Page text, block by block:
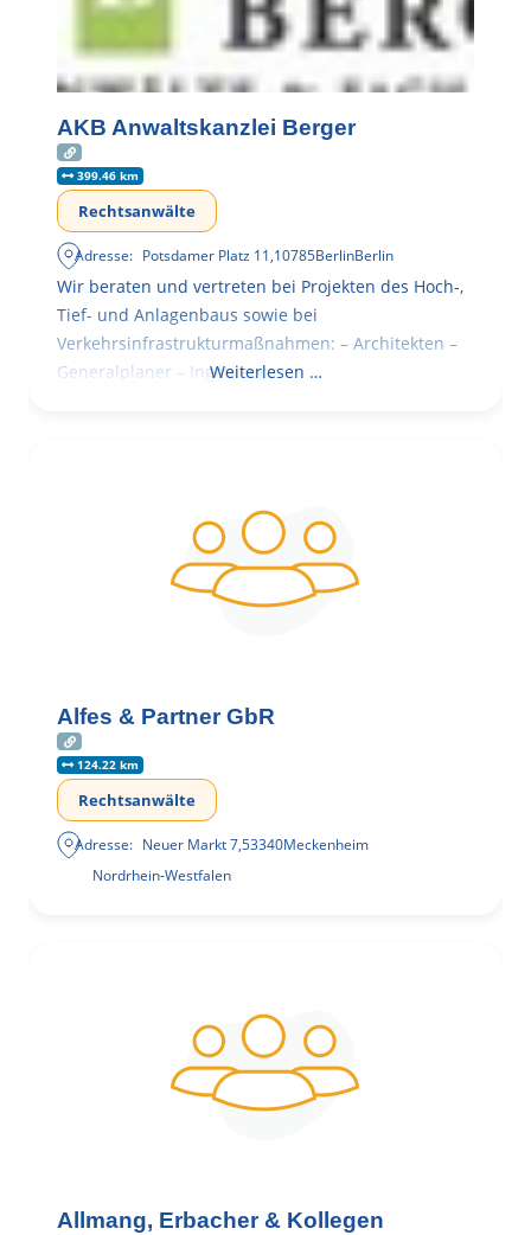
AKB Anwaltskanzlei Berger
399.46 km
Rechtsanwälte
Adresse: Potsdamer Platz 11,10785BerlinBerlin
Wir beraten und vertreten bei Projekten des Hoch-,
Tief- und Anlagenbaus sowie bei
Verkehrsinfrastrukturmaßnahmen: – Architekten –
Generalplaner – Ingenieure
Weiterlesen …
Alfes & Partner GbR
124.22 km
Rechtsanwälte
Adresse: Neuer Markt 7,53340Meckenheim
Nordrhein-Westfalen
Allmang, Erbacher & Kollegen